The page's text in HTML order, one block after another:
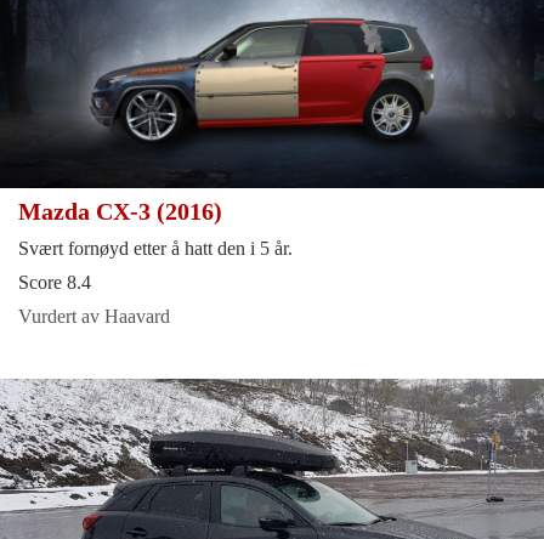
Mazda CX-3 (2016)
Svært fornøyd etter å hatt den i 5 år.
Score 8.4
Vurdert av Haavard